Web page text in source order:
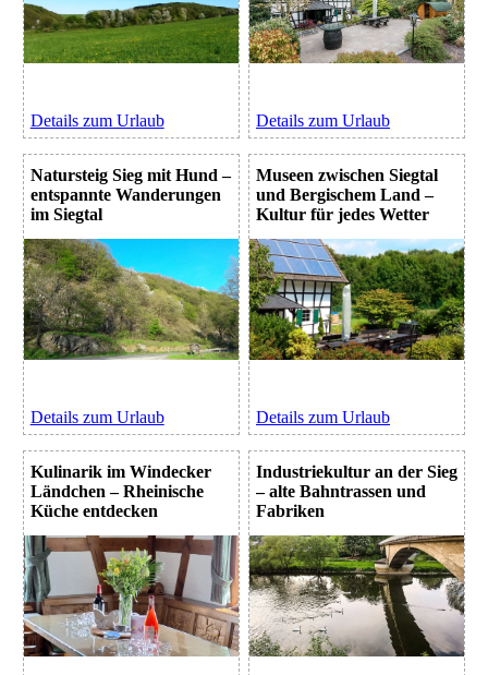
Details zum Urlaub Details zum Urlaub
Natursteig Sieg mit Hund –
entspannte Wanderungen
im Siegtal
Details zum Urlaub
Museen zwischen Siegtal
und Bergischem Land –
Kultur für jedes Wetter
Details zum Urlaub
Kulinarik im Windecker
Ländchen – Rheinische
Küche entdecken
Industriekultur an der Sieg
– alte Bahntrassen und
Fabriken